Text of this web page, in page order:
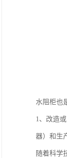
水阻柜也
1、改造
器）和生
随着科学